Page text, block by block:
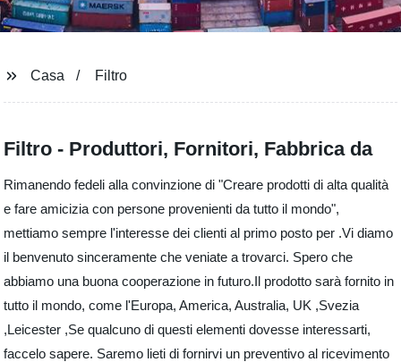
Casa Filtro
Filtro - Produttori, Fornitori, Fabbrica da
Rimanendo fedeli alla convinzione di "Creare prodotti di alta qualità
e fare amicizia con persone provenienti da tutto il mondo",
mettiamo sempre l'interesse dei clienti al primo posto per .Vi diamo
il benvenuto sinceramente che veniate a trovarci. Spero che
abbiamo una buona cooperazione in futuro.Il prodotto sarà fornito in
tutto il mondo, come l'Europa, America, Australia, UK ,Svezia
,Leicester ,Se qualcuno di questi elementi dovesse interessarti,
faccelo sapere. Saremo lieti di fornirvi un preventivo al ricevimento